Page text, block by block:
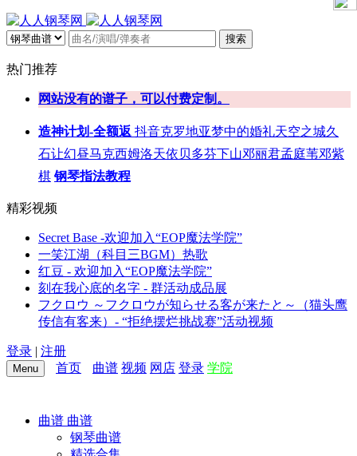
搜索
热门推荐
网站没有的谱子，可以付费定制。
造神计划-全额返 抖音克罗地亚梦中的婚礼天空之城久
石让幻昼马克西姆洛天依贝多芬下山邓丽君孟庭苇邓紫
棋 钢琴指法教程
精彩视频
Secret Base -欢迎加入“EOP魔法学院”
一笑江湖（科目三BGM）热歌
红豆 - 欢迎加入“EOP魔法学院”
刻在我心底的名字 - 群活动成品展
フクロウ ～フクロウが知らせる客が来たと～（猫头鹰
传信有客来）- “拒绝摆烂挑战赛”活动视频
登录 | 注册
Menu 首页 曲谱 视频 网店 登录 学院
曲谱 曲谱
钢琴曲谱